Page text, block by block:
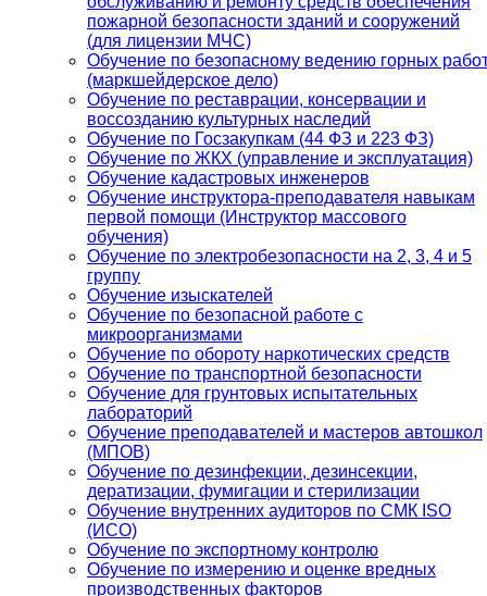
пожарной безопасности зданий и сооружений
(для лицензии МЧС)
Обучение по безопасному ведению горных
(маркшейдерское дело)
Обучение по реставрации, консервации и
воссозданию культурных наследий
Обучение по Госзакупкам (44 ФЗ и 223 ФЗ)
Обучение по ЖКХ (управление и эксплуатация)
Обучение кадастровых инженеров
Обучение инструктора-преподавателя навыкам
первой помощи (Инструктор массового
обучения)
Обучение по электробезопасности на 2, 3, 4 и 5
группу
Обучение изыскателей
Обучение по безопасной работе с
микроорганизмами
Обучение по обороту наркотических средств
Обучение по транспортной безопасности
Обучение для грунтовых испытательных
лабораторий
Обучение преподавателей и мастеров автошкол
(МПОВ)
Обучение по дезинфекции, дезинсекции,
дератизации, фумигации и стерилизации
Обучение внутренних аудиторов по СМК ISO
(ИСО)
Обучение по экспортному контролю
Обучение по измерению и оценке вредных
производственных факторов